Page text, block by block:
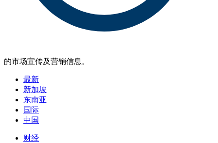
的市场宣传及营销信息。
最新
新加坡
东南亚
国际
中国
财经